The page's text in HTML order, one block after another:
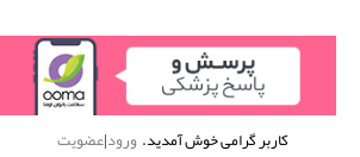
کاربر گرامی خوش آمدید.ورود|عضویت